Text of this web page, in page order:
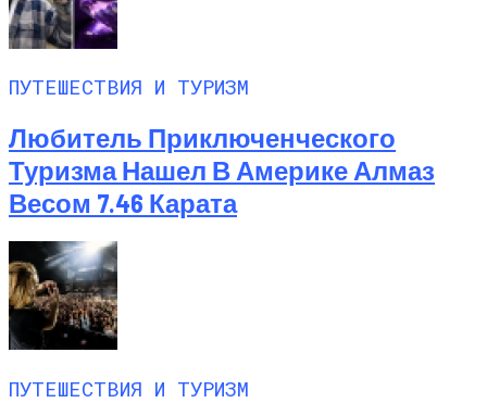
ПУТЕШЕСТВИЯ И ТУРИЗМ
Любитель Приключенческого
Туризма Нашел В Америке Алмаз
Весом 7.46 Карата
ПУТЕШЕСТВИЯ И ТУРИЗМ